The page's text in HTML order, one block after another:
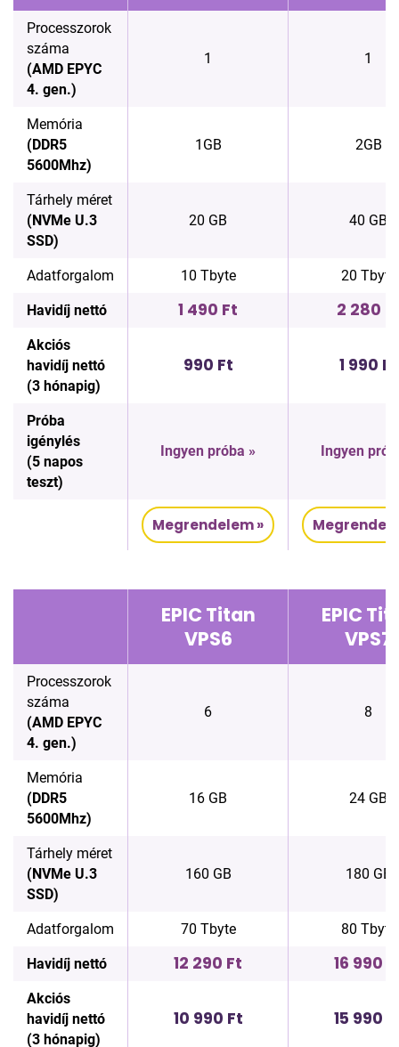
Processzorok
száma
(AMD EPYC
4. gen.)
1 1
Memória
(DDR5
5600Mhz)
1GB 2GB
Tárhely méret
(NVMe U.3
SSD)
20 GB 40 GB
Adatforgalom 10 Tbyte 20 Tbyte
Havidíj nettó 1 490 Ft 2 280
Akciós
havidíj nettó
(3 hónapig)
990 Ft 1 990 Ft
Próba
igénylés
(5 napos
teszt)
Ingyen próba » Ingyen
Megrendelem »
EPIC Titan
VPS6
EPIC
VPS7
Processzorok
száma
(AMD EPYC
4. gen.)
6 8
Memória
(DDR5
5600Mhz)
16 GB 24 GB
Tárhely méret
(NVMe U.3
SSD)
160 GB 180 GB
Adatforgalom 70 Tbyte 80 Tbyte
Havidíj nettó 12 290 Ft 16 990
Akciós
havidíj nettó
(3 hónapig)
10 990 Ft 15 990